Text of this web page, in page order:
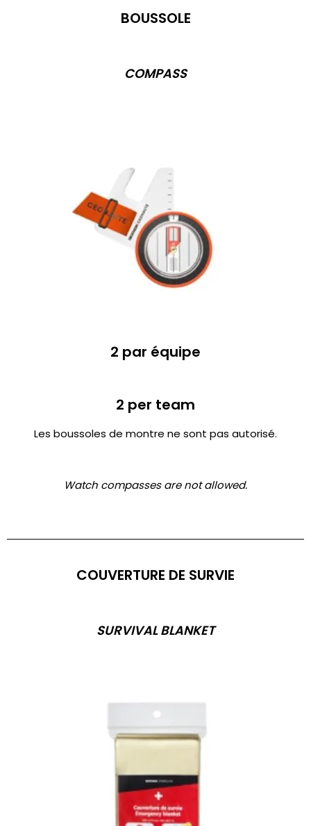
BOUSSOLE
COMPASS
2 par équipe
2 per team
Les boussoles de montre ne sont pas autorisé.
Watch compasses are not allowed.
COUVERTURE DE SURVIE
SURVIVAL BLANKET